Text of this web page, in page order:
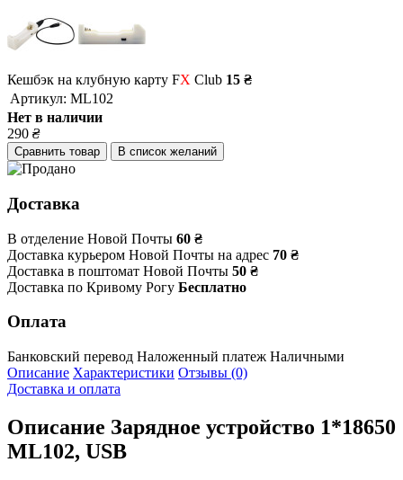
Кешбэк на клубную карту FX Club 15 ₴
Артикул: ML102
Нет в наличии
290 ₴
Сравнить товар В список желаний
Доставка
В отделение Новой Почты 60 ₴
Доставка курьером Новой Почты на адрес 70 ₴
Доставка в поштомат Новой Почты 50 ₴
Доставка по Кривому Рогу Бесплатно
Оплата
Банковский перевод Наложенный платеж Наличными
Описание Характеристики Отзывы (0)
Доставка и оплата
Описание Зарядное устройство 1*18650
ML102, USB